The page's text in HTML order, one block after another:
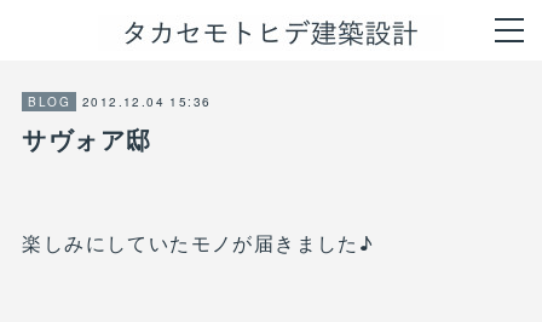
BLOG 2012.12.04 15:36
サヴォア邸
楽しみにしていたモノが届きました♪